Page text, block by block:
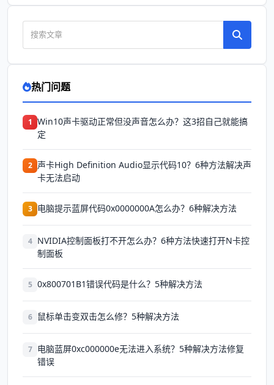
热门问题
1 Win10声卡驱动正常但没声音怎么办？这3招自己就能搞
定
2 声卡High Definition Audio显示代码10？6种方法解决声
卡无法启动
3 电脑提示蓝屏代码0x0000000A怎么办？6种解决方法
4 NVIDIA控制面板打不开怎么办？6种方法快速打开N卡控
制面板
5 0x800701B1错误代码是什么？5种解决方法
6 鼠标单击变双击怎么修？5种解决方法
7 电脑蓝屏0xc000000e无法进入系统？5种解决方法修复
错误